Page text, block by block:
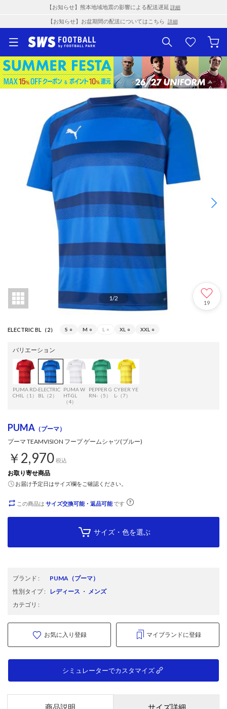
【お知らせ】熊本地域地震の影響による配送遅延 詳細
【お知らせ】お盆期間の配送についてはこちら 詳細
1/2
19
ELECTRIC BL（2） S ○ M ○ L × XL ○ XXL ○
バリエーション
PUMA RD-
CHIL（1）
ELECTRIC
BL（2）
PUMA W
HT-GL
（4）
PEPPER G
RN-（5）
CYBER YE
L-（7）
PUMA （プーマ）
プーマ TEAMVISION フープ ゲームシャツ(ブルー)
￥2,970 税込
お取り寄せ商品
お届け予定日はサイズ欄をご確認ください。
この商品は サイズ交換可能・返品可能です
サイズ・色を選ぶ
ブランド : PUMA （プーマ）
性別タイプ: レディース ・ メンズ
カテゴリ :
お気に入り登録 マイブランドに登録
シミュレーターでカスタマイズ
商品説明 サイズ詳細